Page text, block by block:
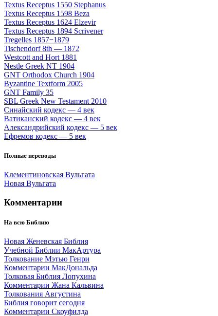
Textus Receptus 1550 Stephanus
Textus Receptus 1598 Beza
Textus Receptus 1624 Elzevir
Textus Receptus 1894 Scrivener
Tregelles 1857−1879
Tischendorf 8th — 1872
Westcott and Hort 1881
Nestle Greek NT 1904
GNT Orthodox Church 1904
Byzantine Textform 2005
GNT Family 35
SBL Greek New Testament 2010
Синайский кодекс — 4 век
Ватиканский кодекс — 4 век
Александрийский кодекс — 5 век
Ефремов кодекс — 5 век
Полные переводы
Клементиновская Вульгата
Новая Вульгата
Комментарии
На всю Библию
Новая Женевская Библия
Учебной Библии МакАртура
Толкование Мэтью Генри
Комментарии МакДональда
Толковая Библия Лопухина
Комментарии Жана Кальвина
Толкования Августина
Библия говорит сегодня
Комментарии Скоуфилда